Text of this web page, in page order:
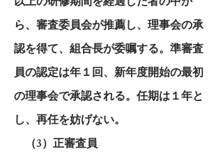
ら、審査委員会が推薦し、理事会の承
認を得て、組合長が委嘱する。準審査
員の認定は年１回、新年度開始の最初
の理事会で承認される。任期は１年と
し、再任を妨げない。
（3）正審査員